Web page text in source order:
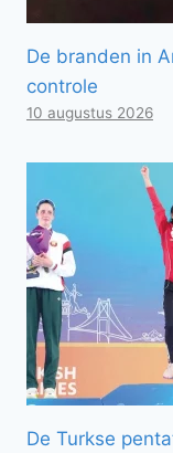
De branden in
controle
10 augustus 2026
De Turkse